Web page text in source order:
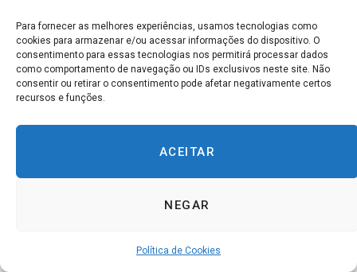
Para fornecer as melhores experiências, usamos tecnologias como
cookies para armazenar e/ou acessar informações do dispositivo. O
consentimento para essas tecnologias nos permitirá processar dados
como comportamento de navegação ou IDs exclusivos neste site. Não
consentir ou retirar o consentimento pode afetar negativamente certos
recursos e funções.
ACEITAR
NEGAR
Política de Cookies
Faça a si mesmo as seguintes perguntas:
O que algum Drama de Controle está me
mostrando que é exatamente o que eu mais tenho
que saber agora?
Eu preciso estabelecer limites no início dos meus
encontros?
Eu levo os eventos para o lado pessoal quando na